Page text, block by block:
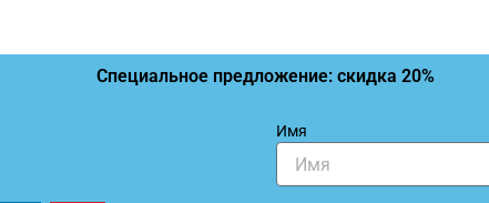
Специальное предложение: скидка 20%
Имя